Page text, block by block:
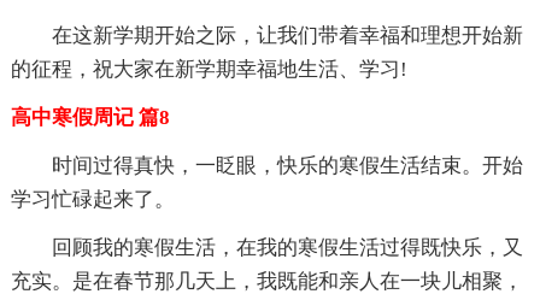
在这新学期开始之际，让我们带着幸福和理想开始新
的征程，祝大家在新学期幸福地生活、学习!
高中寒假周记 篇8
时间过得真快，一眨眼，快乐的寒假生活结束。开始
学习忙碌起来了。
回顾我的寒假生活，在我的寒假生活过得既快乐，又
充实。是在春节那几天上，我既能和亲人在一块儿相聚，